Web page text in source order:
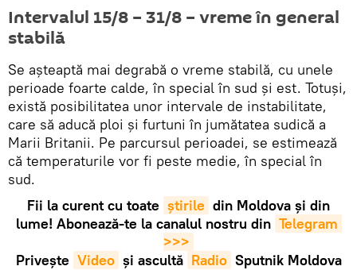
Intervalul 15/8 – 31/8 – vreme în general
stabilă
Se aşteaptă mai degrabă o vreme stabilă, cu unele
perioade foarte calde, în special în sud și est. Totuşi,
există posibilitatea unor intervale de instabilitate,
care să aducă ploi și furtuni în jumătatea sudică a
Marii Britanii. Pe parcursul perioadei, se estimează
că temperaturile vor fi peste medie, în special în
sud.
Fii la curent cu toate știrile din Moldova și din
lume! Abonează-te la canalul nostru din Telegram
>>>
Privește Video și ascultă Radio Sputnik Moldova